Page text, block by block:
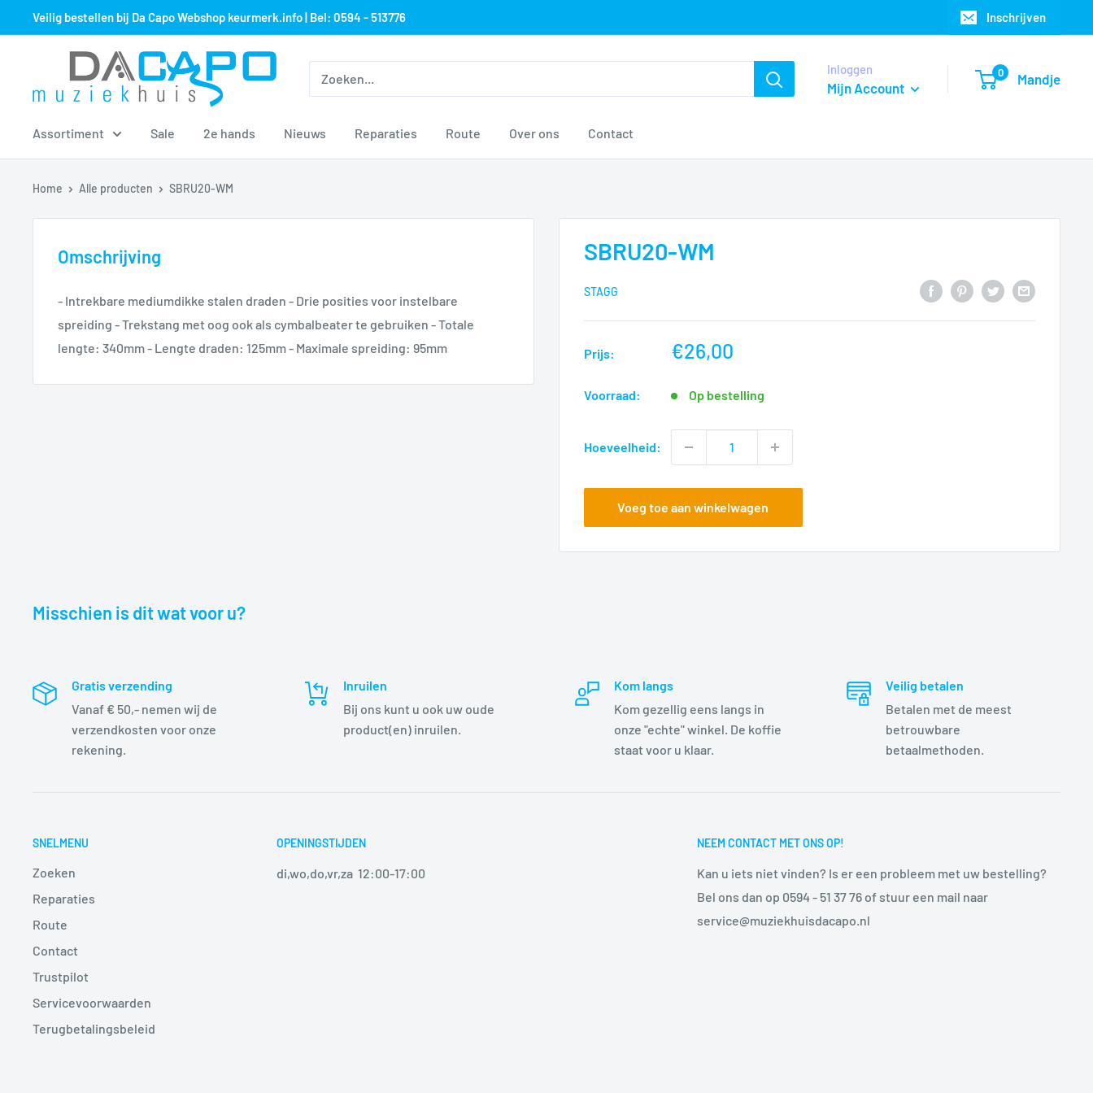
over
Veilig bestellen bij Da Capo Webshop keurmerk.info | Bel: 0594 - 513776 Inschrijven
Muziekhuis
Da
Inloggen
Mijn Account
0 Mandje
Assortiment Sale 2e hands Nieuws Reparaties Route Over ons Contact
Home Alle producten SBRU20-WM
SBRU20-WM
STAGG
Prijs:
nu
€26,00
Voorraad: Op bestelling
Hoeveelheid:
Voeg toe aan winkelwagen
Omschrijving
- Intrekbare mediumdikke stalen draden - Drie posities voor instelbare
spreiding - Trekstang met oog ook als cymbalbeater te gebruiken - Totale
lengte: 340mm - Lengte draden: 125mm - Maximale spreiding: 95mm
Misschien is dit wat voor u?
Gratis verzending
Vanaf € 50,- nemen wij de
verzendkosten voor onze
rekening.
Inruilen
Bij ons kunt u ook uw oude
product(en) inruilen.
Kom langs
Kom gezellig eens langs in
onze "echte" winkel. De koffie
staat voor u klaar.
Veilig betalen
Betalen met de meest
betrouwbare
betaalmethoden.
SNELMENU
Zoeken
Reparaties
Route
Contact
Trustpilot
Servicevoorwaarden
Terugbetalingsbeleid
OPENINGSTIJDEN
di,wo,do,vr,za 12:00-17:00
NEEM CONTACT MET ONS OP!
Kan u iets niet vinden? Is er een probleem met uw bestelling?
Bel ons dan op 0594 - 51 37 76 of stuur een mail naar
service@muziekhuisdacapo.nl